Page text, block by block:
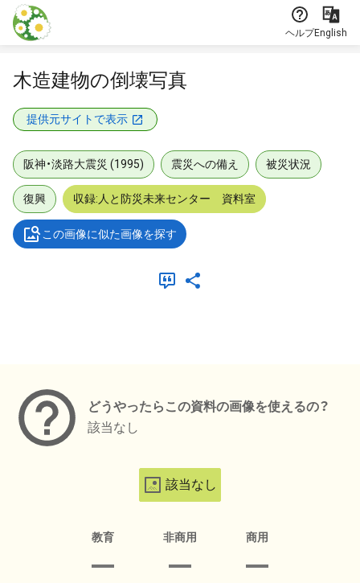
本文に飛ぶ
ヘルプEnglish
木造建物の倒壊写真
提供元サイトで表示
阪神・淡路大震災 (1995) 震災への備え 被災状況
復興 収録:人と防災未来センター 資料室
この画像に似た画像を探す
どうやったらこの資料の画像を使えるの？
該当なし
該当なし
教育 非商用 商用